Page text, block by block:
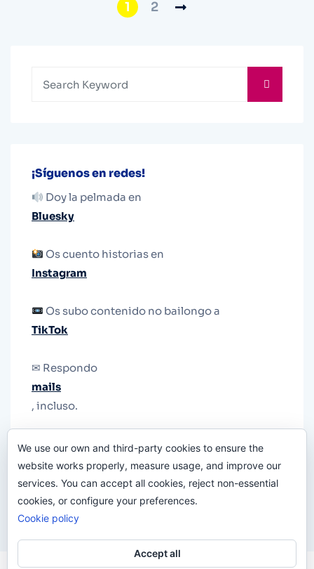
1 2
¡Síguenos en redes!
Doy la pelmada en
Bluesky
Os cuento historias en
Instagram
Os subo contenido no bailongo a
TikTok
✉ Respondo
mails
, incluso.
le quiten el teléfono.
We use our own and third-party cookies to ensure the
website works properly, measure usage, and improve our
services. You can accept all cookies, reject non-essential
cookies, or configure your preferences.
Cookie policy
Accept all